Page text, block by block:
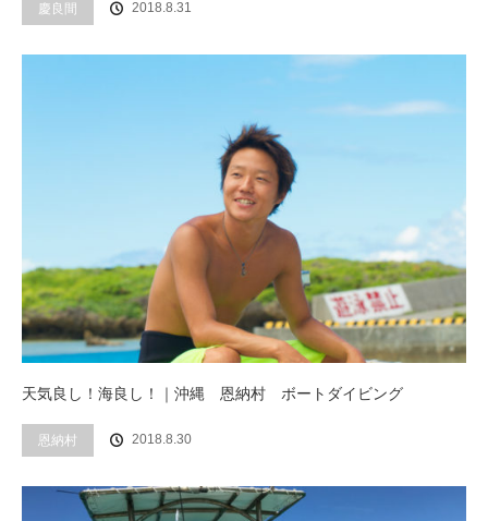
慶良間 2018.8.31
天気良し！海良し！｜沖縄 恩納村 ボートダイビング
恩納村 2018.8.30